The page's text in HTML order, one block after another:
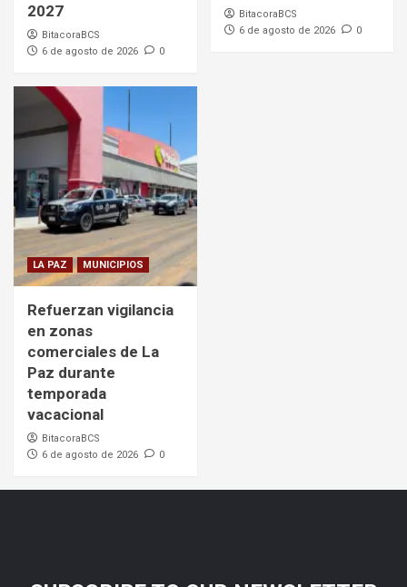
2027
BitacoraBCS
6 de agosto de 2026
0
BitacoraBCS
6 de agosto de 2026
0
LA PAZ MUNICIPIOS
Refuerzan vigilancia
en zonas
comerciales de La
Paz durante
temporada
vacacional
BitacoraBCS
6 de agosto de 2026
0